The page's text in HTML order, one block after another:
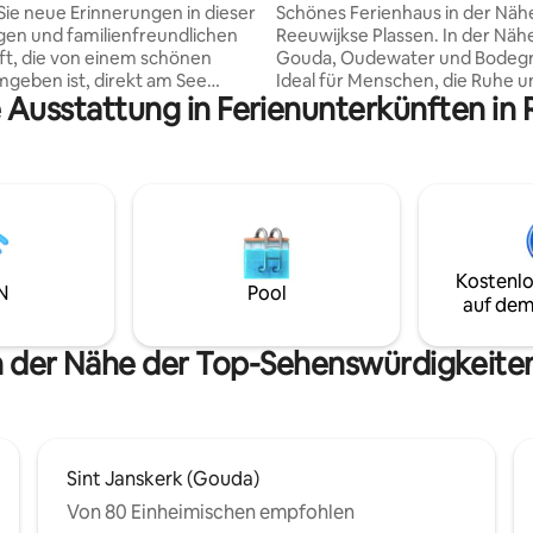
neue Erinnerungen in dieser
und familienfreundlichen
die von einem schönen
ist, direkt am See
Haus bietet Spaß zu allen
und ist komplett
(30 Min.), Den Haag (30 Min.),
Min.) und Amsterdam (50
Sie und genießen Sie den
Ruhe und die schönsten
Schönes Ferienhaus in der
Reeuwijkse Plassen. In der
Gouda, Oudewater und
Ideal für Menschen, die Ruhe
lieben. Spaziere oder radle
schönen Reeuwijkse Plassen.
an den heißen Sommertagen.
ausgestattete Küche mit
Induktionsherd,
Kaffeemaschine, Kühlschrank,
Mikrowelle. Die Mitnahme von
gestattet.
Ausstattung in Ferienunterkünften in
Pool
auf
Nähe der Top-
Sint Janskerk (Gouda)
Von 80 Einheimischen empfohlen